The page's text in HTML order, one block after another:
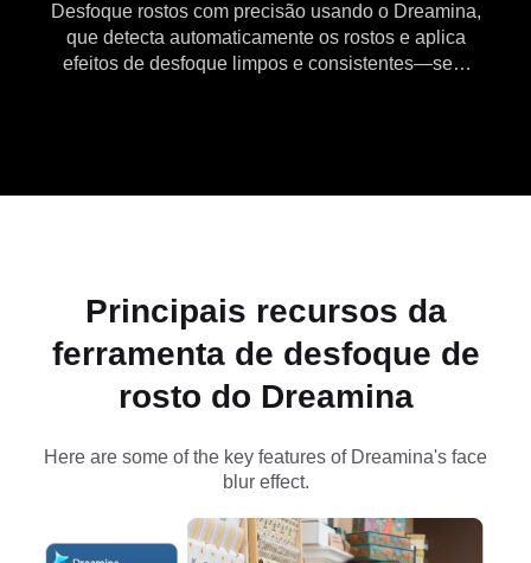
Desfoque rostos com precisão usando o Dreamina,
que detecta automaticamente os rostos e aplica
efeitos de desfoque limpos e consistentes—sem
Principais recursos da
ferramenta de desfoque de
rosto do Dreamina
Here are some of the key features of Dreamina's face
blur effect.